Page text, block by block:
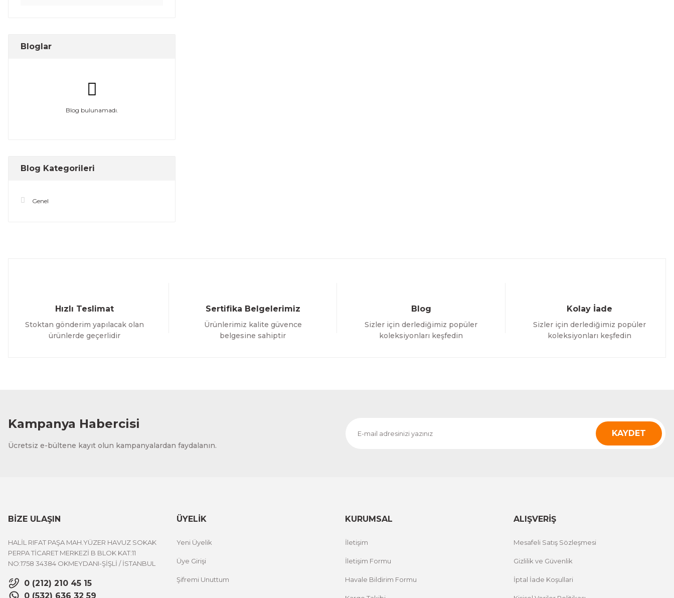
Bloglar
Blog bulunamadı.
Blog Kategorileri
Genel
Hızlı Teslimat
Stoktan gönderim yapılacak olan
ürünlerde geçerlidir
Sertifika Belgelerimiz
Ürünlerimiz kalite güvence
belgesine sahiptir
Blog
Sizler için derlediğimiz popüler
koleksiyonları keşfedin
Kolay İade
Sizler için derlediğimiz popüler
koleksiyonları keşfedin
Kampanya Habercisi
Ücretsiz e-bültene kayıt olun kampanyalardan faydalanın.
KAYDET
BİZE ULAŞIN
HALİL RIFAT PAŞA MAH.YÜZER HAVUZ SOKAK
PERPA TİCARET MERKEZİ B BLOK KAT:11
NO:1758 34384 OKMEYDANI-ŞİŞLİ / İSTANBUL
0 (212) 210 45 15
0 (532) 636 32 59
ÜYELİK
Yeni Üyelik
Üye Girişi
Şifremi Unuttum
KURUMSAL
İletişim
İletişim Formu
Havale Bildirim Formu
ALIŞVERİŞ
Mesafeli Satış Sözleşmesi
Gizlilik ve Güvenlik
İptal İade Koşullari